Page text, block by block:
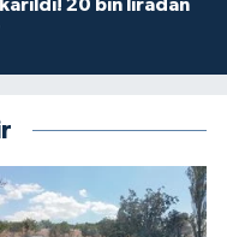
20 bin liradan